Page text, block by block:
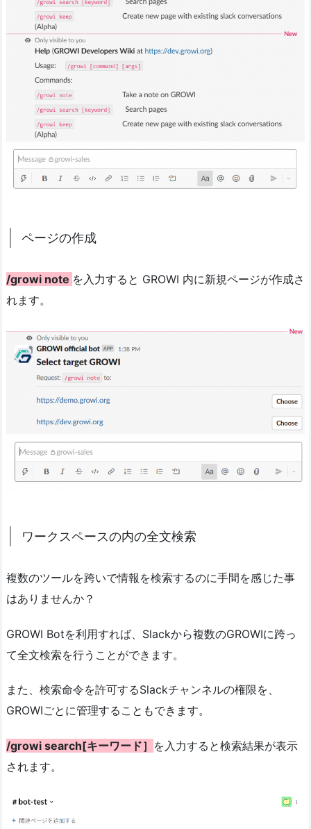
ページの作成
/growi note を入力すると GROWI 内に新規ページが作成さ
れます。
ワークスペースの内の全文検索
複数のツールを跨いで情報を検索するのに手間を感じた事
はありませんか？
GROWI Botを利用すれば、Slackから複数のGROWIに跨っ
て全文検索を行うことができます。
また、検索命令を許可するSlackチャンネルの権限を、
GROWIごとに管理することもできます。
/growi search[キーワード］ を入力すると検索結果が表示
されます。